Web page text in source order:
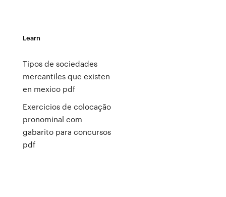
Learn
Tipos de sociedades
mercantiles que existen
en mexico pdf
Exercicios de colocação
pronominal com
gabarito para concursos
pdf